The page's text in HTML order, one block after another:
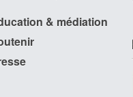
Loubet, Alpes-
& médiation